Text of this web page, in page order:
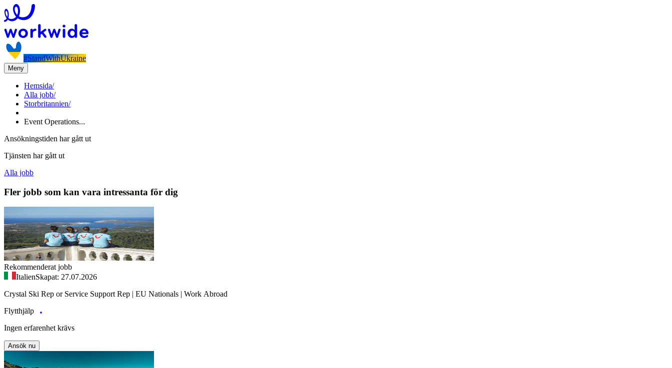
#StandWithUkraine
Meny
Hemsida/
Alla jobb/
Storbritannien/
Event Operations...
Ansökningstiden har gått ut
Tjänsten har gått ut
Alla jobb
Fler jobb som kan vara intressanta för dig
Rekommenderat jobb
ItalienSkapat: 27.07.2026
Crystal Ski Rep or Service Support Rep | EU Nationals | Work Abroad
Flytthjälp
Ingen erfarenhet krävs
Ansök nu